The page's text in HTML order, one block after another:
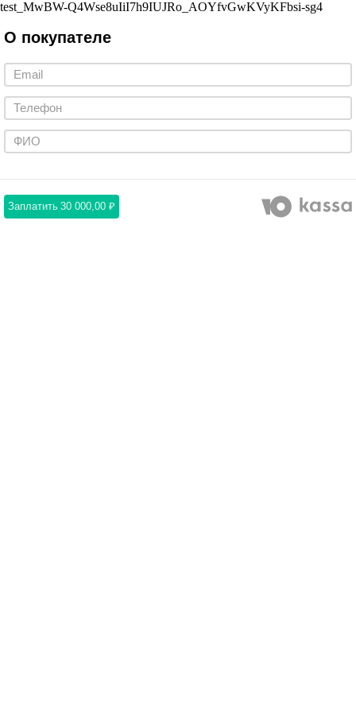
test_MwBW-Q4Wse8uIiI7h9IUJRo_AOYfvGwKVyKFbsi-sg4
О покупателе
Заплатить 30 000,00 ₽